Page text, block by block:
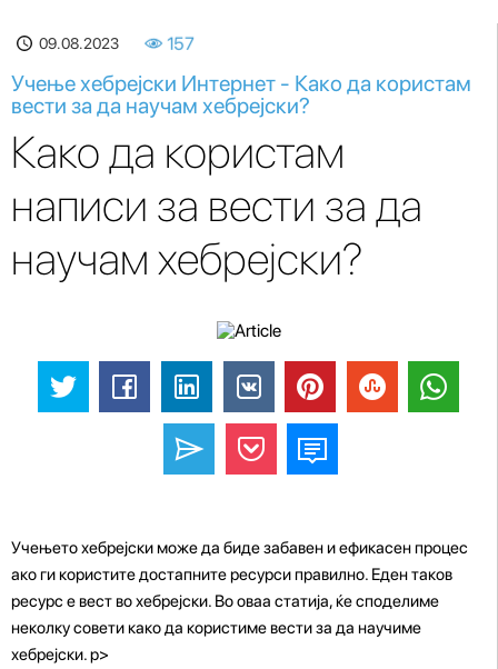
09.08.2023 157
Учење хебрејски Интернет - Како да користам
вести за да научам хебрејски?
Како да користам
написи за вести за да
научам хебрејски?
Учењето хебрејски може да биде забавен и ефикасен процес
ако ги користите достапните ресурси правилно. Еден таков
ресурс е вест во хебрејски. Во оваа статија, ќе споделиме
неколку совети како да користиме вести за да научиме
хебрејски. p>